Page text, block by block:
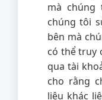
mà chúng
chúng tôi
bên mà
có thể truy
qua tài
cho rằng
liệu khác